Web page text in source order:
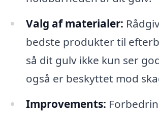
Valg af materialer:
bedste produkter til
så dit gulv ikke kun ser
også er beskyttet mod
Improvements: